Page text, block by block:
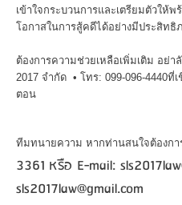
เข้าใจกระบวนการและเตรียมตัวให้
โอกาสในการสู้คดีได้อย่างมีประสิทธิ
และ
ต้องการความช่วยเหลือเพิ่มเติม อย่า
2017 จำกัด • โทร: 099-096-4440ที่
ตอน
บริษัท
ทีมทนายความ หากท่านสนใจต้องกา
3361 หรือ E-mail:
sls2017law@gmail.com